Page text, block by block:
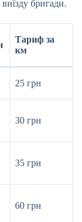
бригади.
Тариф за
км
25 грн
30 грн
35 грн
60 грн